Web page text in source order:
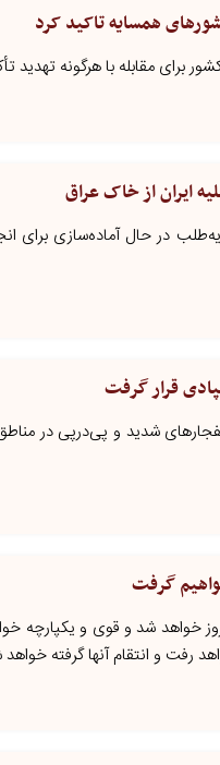
همسایه تاکید کرد
برای مقابله با هرگونه تهدید
ایران از خاک عراق
در حال آماده‌سازی برای
قرار گرفت
شدید و پی‌درپی در
گرفت
خواهد شد و قوی و یکپارچه
رفت و انتقام آنها گرفته